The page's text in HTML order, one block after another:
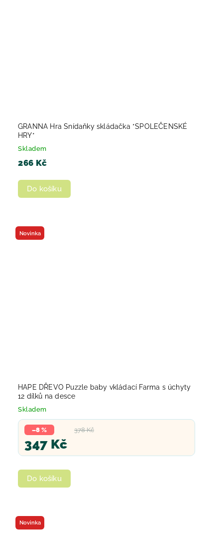
GRANNA Hra Snídaňky skládačka *SPOLEČENSKÉ
HRY*
Skladem
266 Kč
Do košíku
Novinka
HAPE DŘEVO Puzzle baby vkládací Farma s úchyty
12 dílků na desce
Skladem
378 Kč
–8 %
347 Kč
Do košíku
Novinka